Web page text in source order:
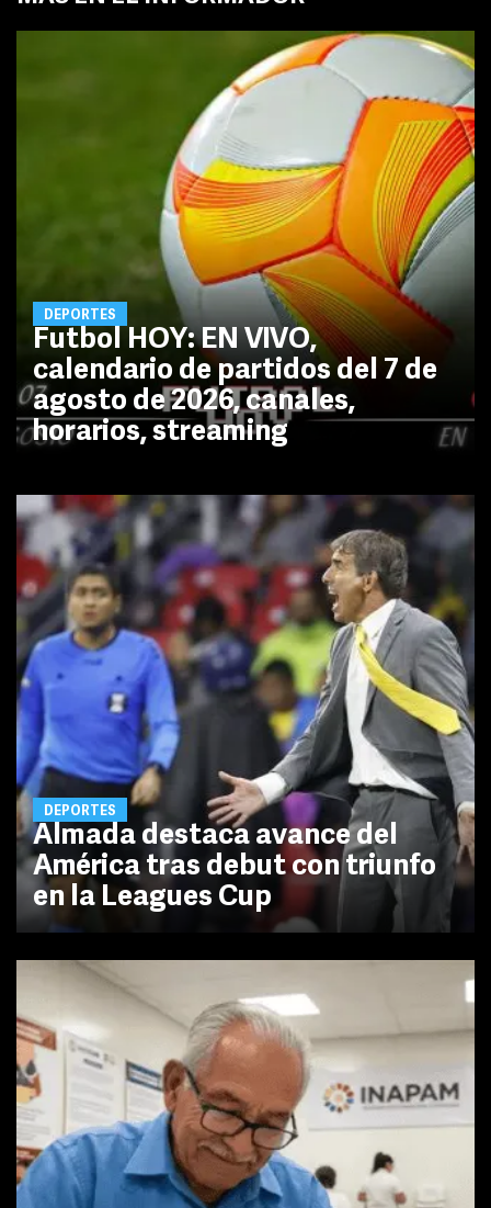
DEPORTES
Futbol HOY: EN VIVO,
calendario de partidos del 7 de
agosto de 2026, canales,
horarios, streaming
DEPORTES
Almada destaca avance del
América tras debut con triunfo
en la Leagues Cup